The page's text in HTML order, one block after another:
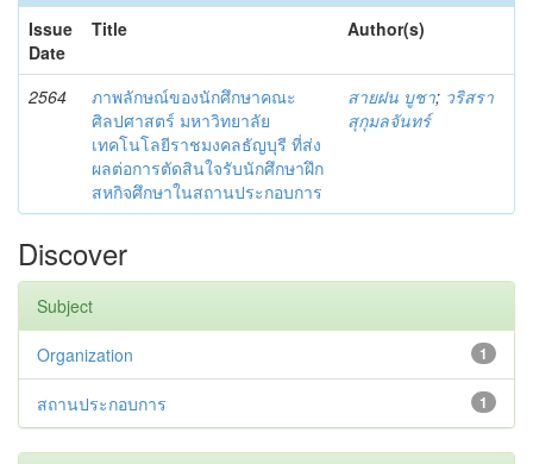
Issue
Date
Title Author(s)
2564
ภาพลักษณ์ของนักศึกษาคณะ
ศิลปศาสตร์ มหาวิทยาลัย
เทคโนโลยีราชมงคลธัญบุรี ที่ส่ง
ผลต่อการตัดสินใจรับนักศึกษาฝึก
สหกิจศึกษาในสถานประกอบการ
สายฝน บูชา; วริสรา
สุกุมลจันทร์
Discover
Subject
1
Organization
1
สถานประกอบการ